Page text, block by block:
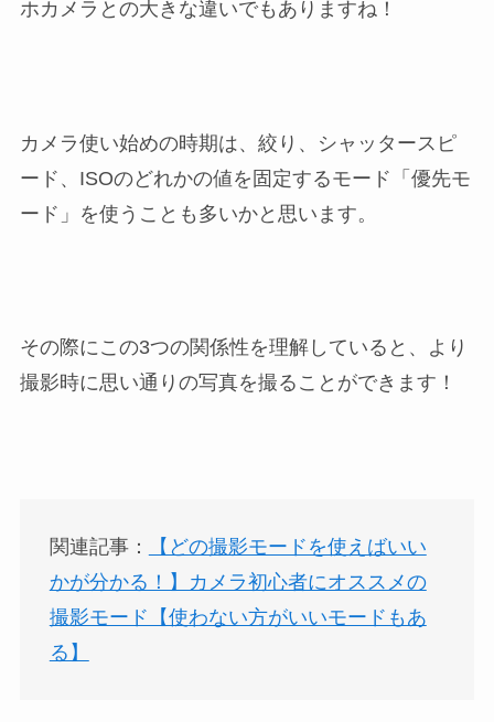
ホカメラとの大きな違いでもありますね！
カメラ使い始めの時期は、絞り、シャッタースピ
ード、ISOのどれかの値を固定するモード「優先モ
ード」を使うことも多いかと思います。
その際にこの3つの関係性を理解していると、より
撮影時に思い通りの写真を撮ることができます！
関連記事：
【どの撮影モードを使えばいい
かが分かる！】カメラ初心者にオススメの
撮影モード【使わない方がいいモードもあ
る】